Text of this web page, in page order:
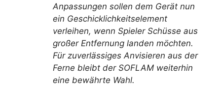
Anpassungen sollen dem Gerät nun
ein Geschicklichkeitselement
verleihen, wenn Spieler Schüsse aus
großer Entfernung landen möchten.
Für zuverlässiges Anvisieren aus der
Ferne bleibt der SOFLAM weiterhin
eine bewährte Wahl.